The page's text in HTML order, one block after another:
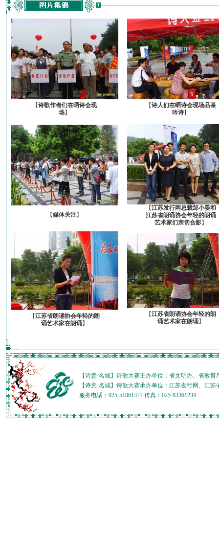
【诗歌作者们在晒诗会现
场】
【诗人们在晒诗会现场品茶
吟诗】
【媒体关注】
【江苏发行网总裁邹小晏和
江苏省朗诵协会年轻的朗诵
艺术家们亲切合影】
【江苏省朗诵协会年轻的朗
诵艺术家在朗诵】
【江苏省朗诵协会年轻的朗
诵艺术家在朗诵】
【诗意·名城】诗歌大赛主办单位：省文明办、省教
【诗意·名城】诗歌大赛承办单位：江苏发行网、江
服务电话：025-51861377 传真：025-83361234